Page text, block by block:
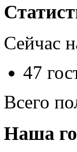
Сейчас
47
Всего
Наша